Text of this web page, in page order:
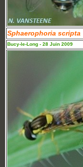
Sphaerophoria scripta
Bucy-le-Long - 28 Juin 2009